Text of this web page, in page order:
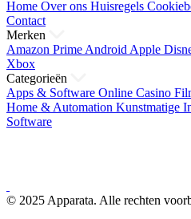
Home Over ons Huisregels
Contact
Merken
Amazon Prime Android Apple
Xbox
Categorieën
Apps & Software Online Casino
Home & Automation Kunstmatige
Software
© 2025 Apparata. Alle rechten